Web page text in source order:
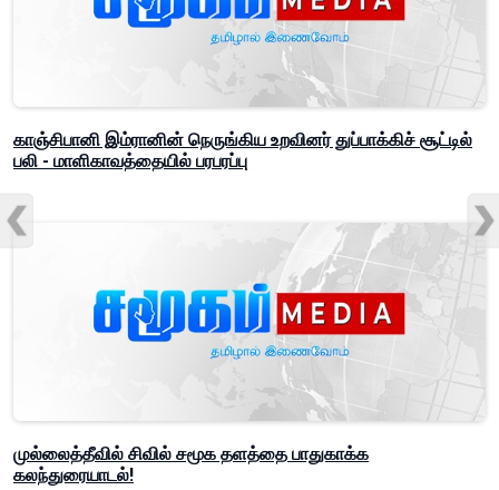
காஞ்சிபானி இம்ரானின் நெருங்கிய உறவினர் துப்பாக்கிச் சூட்டில்
பலி - மாளிகாவத்தையில் பரபரப்பு
முல்லைத்தீவில் சிவில் சமூக தளத்தை பாதுகாக்க
கலந்துரையாடல்!